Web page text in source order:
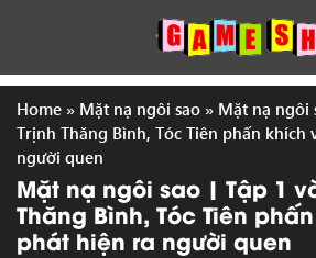
Home » Mặt nạ ngôi sao » Mặt nạ ngôi
Trịnh Thăng Bình, Tóc Tiên phấn khích
người quen
Mặt nạ ngôi sao | Tập 1
Thăng Bình, Tóc Tiên
phát hiện ra người quen